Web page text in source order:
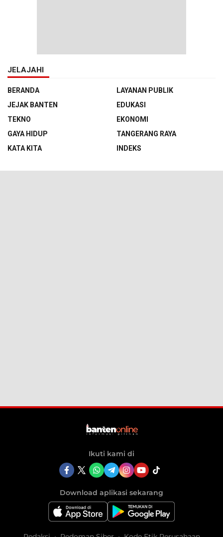
JELAJAHI
BERANDA
LAYANAN PUBLIK
JEJAK BANTEN
EDUKASI
TEKNO
EKONOMI
GAYA HIDUP
TANGERANG RAYA
KATA KITA
INDEKS
Ikuti kami di
Download aplikasi sekarang